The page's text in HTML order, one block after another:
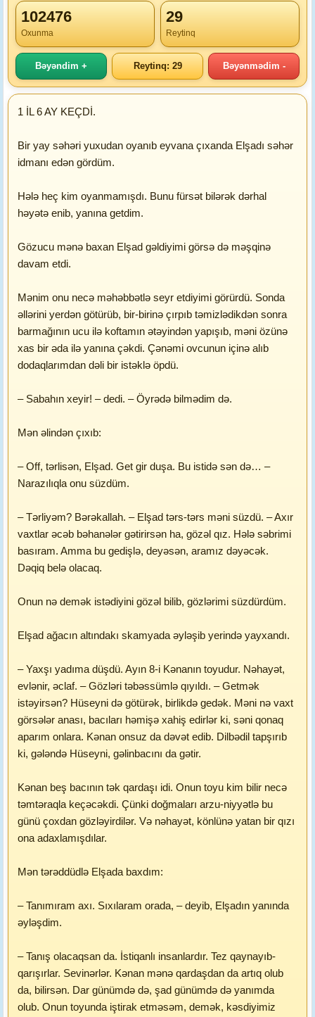
102476
Oxunma
29
Reytinq
Bəyəndim + Reytinq: 29 Bəyənmədim -
1 İL 6 AY KEÇDİ.
Bir yay səhəri yuxudan oyanıb eyvana çıxanda Elşadı səhər
idmanı edən gördüm.
Hələ heç kim oyanmamışdı. Bunu fürsət bilərək dərhal
həyətə enib, yanına getdim.
Gözucu mənə baxan Elşad gəldiyimi görsə də məşqinə
davam etdi.
Mənim onu necə məhəbbətlə seyr etdiyimi görürdü. Sonda
əllərini yerdən götürüb, bir-birinə çırpıb təmizlədikdən sonra
barmağının ucu ilə koftamın ətəyindən yapışıb, məni özünə
xas bir əda ilə yanına çəkdi. Çənəmi ovcunun içinə alıb
dodaqlarımdan dəli bir istəklə öpdü.
– Sabahın xeyir! – dedi. – Öyrədə bilmədim də.
Mən əlindən çıxıb:
– Off, tərlisən, Elşad. Get gir duşa. Bu istidə sən də… –
Narazılıqla onu süzdüm.
– Tərliyəm? Bərəkallah. – Elşad tərs-tərs məni süzdü. – Axır
vaxtlar əcəb bəhanələr gətirirsən ha, gözəl qız. Hələ səbrimi
basıram. Amma bu gedişlə, deyəsən, aramız dəyəcək.
Dəqiq belə olacaq.
Onun nə demək istədiyini gözəl bilib, gözlərimi süzdürdüm.
Elşad ağacın altındakı skamyada əyləşib yerində yayxandı.
– Yaxşı yadıma düşdü. Ayın 8-i Kənanın toyudur. Nəhayət,
evlənir, əclaf. – Gözləri təbəssümlə qıyıldı. – Getmək
istəyirsən? Hüseyni də götürək, birlikdə gedək. Məni nə vaxt
görsələr anası, bacıları həmişə xahiş edirlər ki, səni qonaq
aparım onlara. Kənan onsuz da dəvət edib. Dilbədil tapşırıb
ki, gələndə Hüseyni, gəlinbacını da gətir.
Kənan beş bacının tək qardaşı idi. Onun toyu kim bilir necə
təmtəraqla keçəcəkdi. Çünki doğmaları arzu-niyyətlə bu
günü çoxdan gözləyirdilər. Və nəhayət, könlünə yatan bir qızı
ona adaxlamışdılar.
Mən tərəddüdlə Elşada baxdım:
– Tanımıram axı. Sıxılaram orada, – deyib, Elşadın yanında
əyləşdim.
– Tanış olacaqsan da. İstiqanlı insanlardır. Tez qaynayıb-
qarışırlar. Sevinərlər. Kənan mənə qardaşdan da artıq olub
da, bilirsən. Dar günümdə də, şad günümdə də yanımda
olub. Onun toyunda iştirak etməsəm, demək, kəsdiyimiz